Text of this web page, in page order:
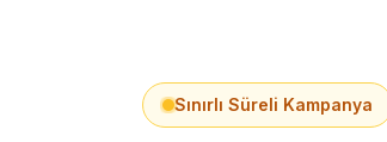
Sınırlı Süreli Kampanya